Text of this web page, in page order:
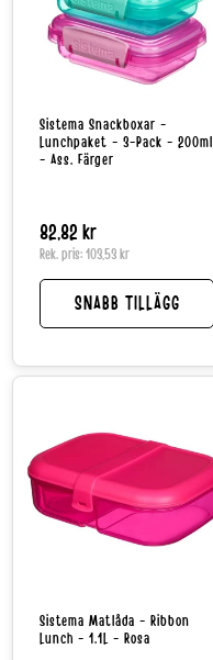
Sistema Snackboxar -
Lunchpaket - 3-Pack - 200ml
- Ass. Färger
Normalpris
82,82 kr
Rek. pris: 103,53 kr
SNABB TILLÄGG
Sistema Matlåda - Ribbon
Lunch - 1.1L - Rosa